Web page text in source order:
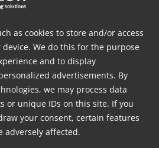
as cookies to store and/or access
We do this for the purpose
and to display
advertisements. By
we may process data
or unique IDs on this site. If you
your consent, certain features
adversely affected.
后被磨成薄片，然后进行清洗和
用挤压机加工成颗粒
相当大的能量，因为薄片在变
好消息是，并不是只有制造商在
用解决方案。Movacolor 等公
利用更具吸引力。事实上，